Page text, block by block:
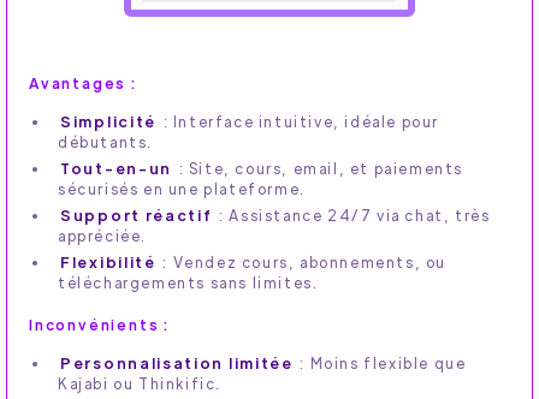
Avantages :
Simplicité : Interface intuitive, idéale pour
débutants.
Tout-en-un
: Site, cours, email, et paiements
sécurisés en une plateforme.
Support réactif : Assistance 24/7 via chat, très
appréciée.
Flexibilité : Vendez cours, abonnements, ou
téléchargements sans limites.
Inconvénients :
Personnalisation limitée : Moins flexible que
Kajabi ou Thinkific.